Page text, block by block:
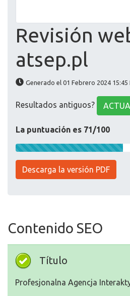
Revisión
atsep.pl
Generado el 01 Febrero 2024 15:45
Resultados antiguos?
La puntuación es 71/100
Descarga la versión PDF
Contenido SEO
Título
Profesjonalna Agencja